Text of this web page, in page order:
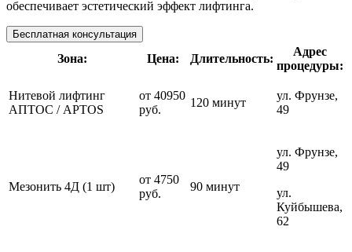
обеспечивает эстетический эффект лифтинга.
Бесплатная консультация
Зона: Цена: Длительность:
Адрес
процедуры:
Нитевой лифтинг
АПТОС / APTOS
от 40950
руб.
120 минут
ул. Фрунзе,
49
Мезонить 4Д (1 шт)
от 4750
руб.
90 минут
ул. Фрунзе,
49
ул.
Куйбышева,
62